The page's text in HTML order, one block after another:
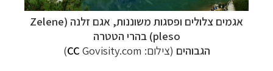
אגמים צלולים ופסגות משוננות, אגם זלנה (Zelene
pleso) בהרי הטטרה
הגבוהים (צילום: CC Govisity.com
)